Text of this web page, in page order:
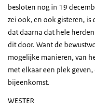
besloten nog in 19
zei ook, en ook gisteren,
dat daarna dat hele
dit door. Want de
mogelijke manieren, van
met elkaar een plek
bijeenkomst.
WESTER